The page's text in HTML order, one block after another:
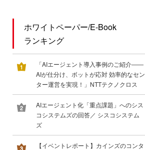
ホワイトペーパー/E-Book
ランキング
「AIエージェント導入事例のご紹介――
AIが仕分け、ボットが応対 効率的なセン
ター運営を実現！」NTTテクノクロス
AIエージェント化「重点課題」へのシス
コシステムズの回答／ シスコシステム
ズ
【イベントレポート】カインズのコンタ